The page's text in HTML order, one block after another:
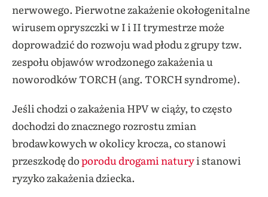
nerwowego. Pierwotne zakażenie okołogenitalne
wirusem opryszczki w I i II trymestrze może
doprowadzić do rozwoju wad płodu z grupy tzw.
zespołu objawów wrodzonego zakażenia u
noworodków TORCH (ang. TORCH syndrome).
Jeśli chodzi o zakażenia HPV w ciąży, to często
dochodzi do znacznego rozrostu zmian
brodawkowych w okolicy krocza, co stanowi
przeszkodę doporodu drogami naturyi stanowi
ryzyko zakażenia dziecka.